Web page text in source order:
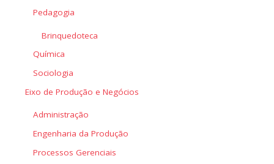
Pedagogia
Brinquedoteca
Química
Sociologia
Eixo de Produção e Negócios
Administração
Engenharia da Produção
Processos Gerenciais